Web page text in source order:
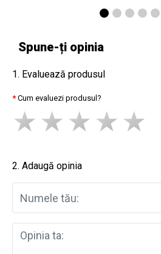
Spune-ți opinia
1. Evaluează produsul
Cum evaluezi produsul?
2. Adaugă opinia